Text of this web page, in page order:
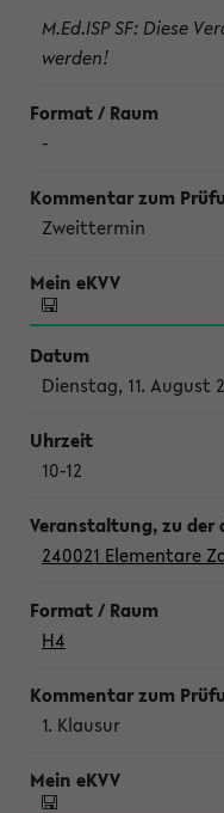
M.Ed.ISP SF: Diese
werden!
-
Zweittermin
Dienstag, 11. August
10-12
240021 Elementare
H4
1. Klausur